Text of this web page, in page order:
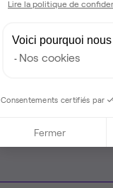
Lire la politique de
Voici pourquoi
Nos cookies
Consentements certifiés par
Fermer